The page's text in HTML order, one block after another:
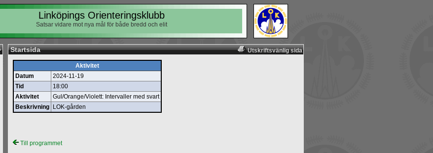
Linköpings Orienteringsklubb
Satsar vidare mot nya mål för både bredd och elit
Utskriftsvänlig sida
Startsida
Aktivitet
Datum
2024-11-19
Tid
18:00
Aktivitet
Gul/Orange/Violett: Intervaller med svart
Beskrivning
LOK-gården
Till programmet